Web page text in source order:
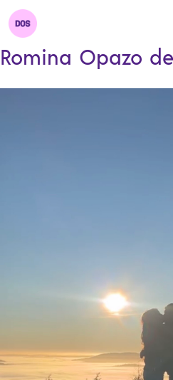
Romina Opazo